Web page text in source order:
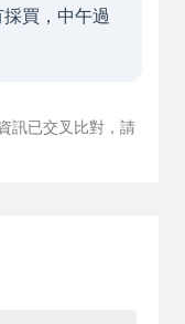
買，中午過
訊已交叉比對，請